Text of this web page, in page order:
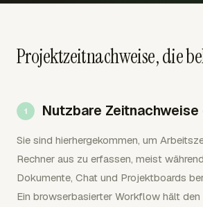
Projektzeitnachweise, die
Nutzbare Zeitnachweise
Sie sind hierhergekommen, um
Rechner aus zu erfassen, meist
Dokumente, Chat und Projektboards
Ein browserbasierter Workflow hält